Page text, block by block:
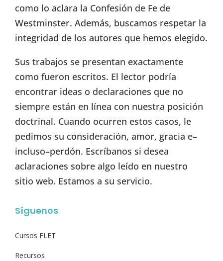
como lo aclara la Confesión de Fe de
Westminster. Además, buscamos respetar la
integridad de los autores que hemos elegido.
Sus trabajos se presentan exactamente
como fueron escritos. El lector podría
encontrar ideas o declaraciones que no
siempre están en línea con nuestra posición
doctrinal. Cuando ocurren estos casos, le
pedimos su consideración, amor, gracia e–
incluso–perdón. Escríbanos si desea
aclaraciones sobre algo leído en nuestro
sitio web. Estamos a su servicio.
Síguenos
Cursos FLET
Recursos